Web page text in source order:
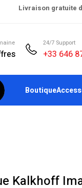
Livraison gratuite
24/7 Support
+33 646
Boutique
Kalkhoff